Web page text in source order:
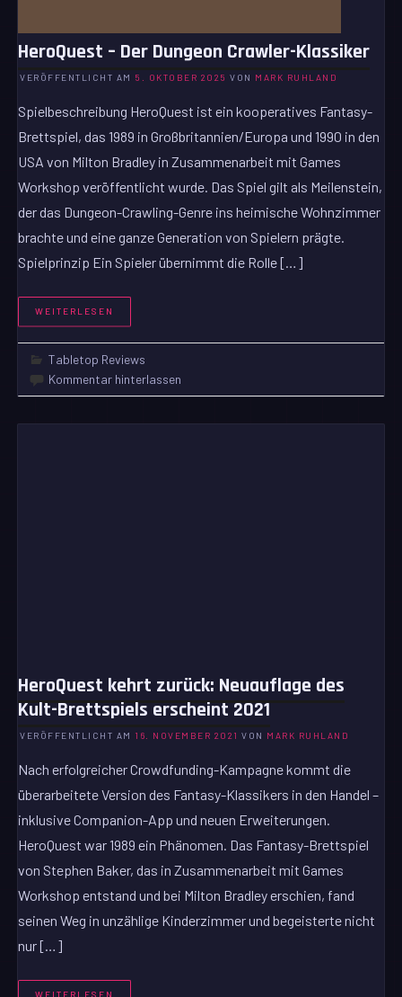
HeroQuest – Der Dungeon Crawler-Klassiker
VERÖFFENTLICHT AM 5. OKTOBER 2025 VON MARK RUHLAND
Spielbeschreibung HeroQuest ist ein kooperatives Fantasy-
Brettspiel, das 1989 in Großbritannien/Europa und 1990 in den
USA von Milton Bradley in Zusammenarbeit mit Games
Workshop veröffentlicht wurde. Das Spiel gilt als Meilenstein,
der das Dungeon-Crawling-Genre ins heimische Wohnzimmer
brachte und eine ganze Generation von Spielern prägte.
Spielprinzip Ein Spieler übernimmt die Rolle […]
WEITERLESEN
Tabletop Reviews
Kommentar hinterlassen
HeroQuest kehrt zurück: Neuauflage des
Kult-Brettspiels erscheint 2021
VERÖFFENTLICHT AM 16. NOVEMBER 2021 VON MARK RUHLAND
Nach erfolgreicher Crowdfunding-Kampagne kommt die
überarbeitete Version des Fantasy-Klassikers in den Handel –
inklusive Companion-App und neuen Erweiterungen.
HeroQuest war 1989 ein Phänomen. Das Fantasy-Brettspiel
von Stephen Baker, das in Zusammenarbeit mit Games
Workshop entstand und bei Milton Bradley erschien, fand
seinen Weg in unzählige Kinderzimmer und begeisterte nicht
nur […]
WEITERLESEN